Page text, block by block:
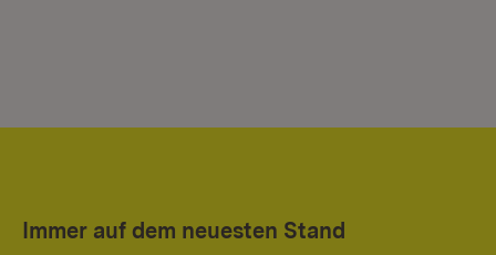
Immer auf dem neuesten Stand